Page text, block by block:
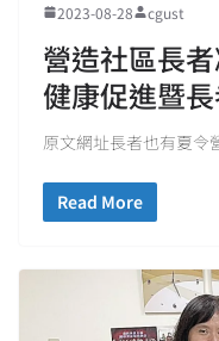
2023-08-28 cgust
營造社區長
健康促進暨
原文網址長者也有夏
Read More